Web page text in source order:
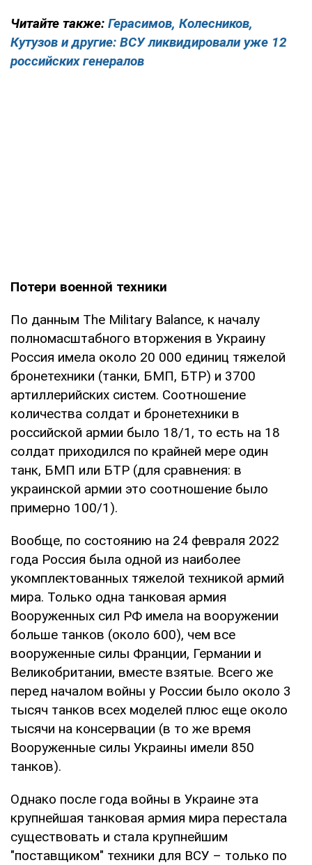
Читайте также: Герасимов, Колесников,
Кутузов и другие: ВСУ ликвидировали уже 12
российских генералов
Потери военной техники
По данным The Military Balance, к началу
полномасштабного вторжения в Украину
Россия имела около 20 000 единиц тяжелой
бронетехники (танки, БМП, БТР) и 3700
артиллерийских систем. Соотношение
количества солдат и бронетехники в
российской армии было 18/1, то есть на 18
солдат приходился по крайней мере один
танк, БМП или БТР (для сравнения: в
украинской армии это соотношение было
примерно 100/1).
Вообще, по состоянию на 24 февраля 2022
года Россия была одной из наиболее
укомплектованных тяжелой техникой армий
мира. Только одна танковая армия
Вооруженных сил РФ имела на вооружении
больше танков (около 600), чем все
вооруженные силы Франции, Германии и
Великобритании, вместе взятые. Всего же
перед началом войны у России было около 3
тысяч танков всех моделей плюс еще около
тысячи на консервации (в то же время
Вооруженные силы Украины имели 850
танков).
Однако после года войны в Украине эта
крупнейшая танковая армия мира перестала
существовать и стала крупнейшим
"поставщиком" техники для ВСУ – только по